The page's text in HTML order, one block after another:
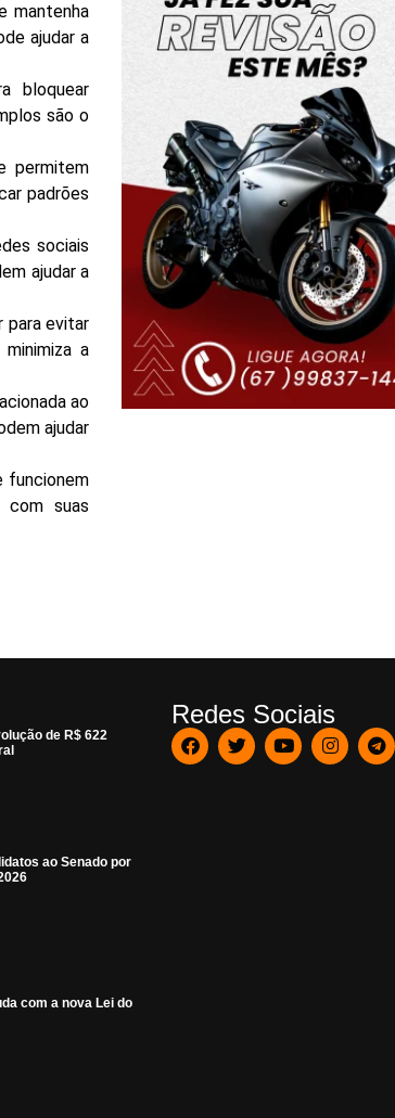
mantenha
ajudar a
bloquear
são o
permitem
padrões
sociais
ajudar a
para evitar
a
ao
ajudar
funcionem
com suas
de R$ 622
ao Senado por
com a nova Lei do
Redes Sociais